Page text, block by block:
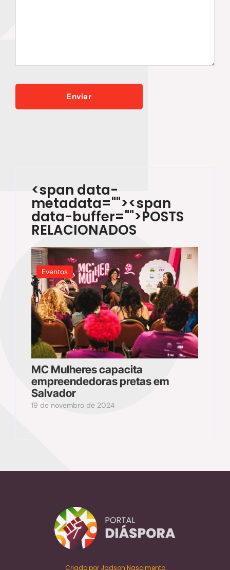
<span data-
metadata=""><span
data-buffer="">POSTS
RELACIONADOS
Eventos
MC Mulheres capacita
empreendedoras pretas em
Salvador
19 de novembro de 2024
Criado por Jadson Nascimento